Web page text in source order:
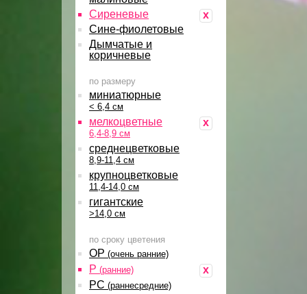
x
Сиреневые
Сине-фиолетовые
Дымчатые и
коричневые
по размеру
миниатюрные
< 6,4 см
x
мелкоцветные
6,4-8,9 см
среднецветковые
8,9-11,4 см
крупноцветковые
11,4-14,0 см
гигантские
>14,0 см
по сроку цветения
ОР (очень ранние)
x
Р (ранние)
РС (раннесредние)